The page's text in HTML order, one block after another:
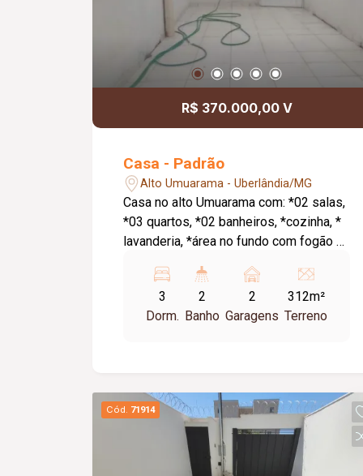
R$ 370.000,00 V
Casa - Padrão
Alto Umuarama - Uberlândia/MG
Casa no alto Umuarama com: *02 salas,
*03 quartos, *02 banheiros, *cozinha, *
lavanderia, *área no fundo com fogão a
3
Dorm.
2
Banho
2
Garagens
312m²
Terreno
Cód. 71914